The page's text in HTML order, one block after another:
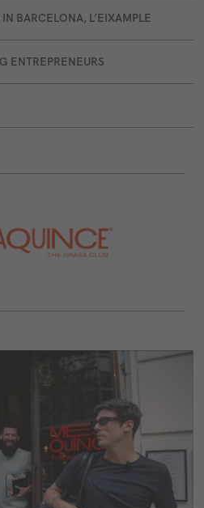
BARCELONA, L’EIXAMPLE
ENTREPRENEURS